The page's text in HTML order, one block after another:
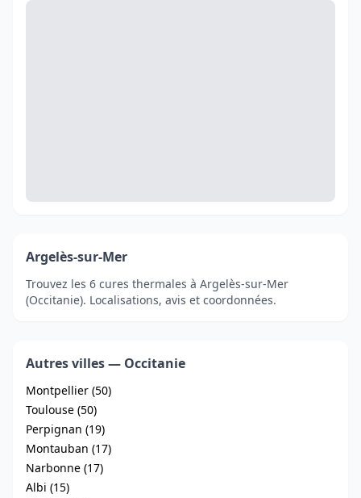
Argelès-sur-Mer
Trouvez les 6 cures thermales à Argelès-sur-Mer
(Occitanie). Localisations, avis et coordonnées.
Autres villes — Occitanie
Montpellier (50)
Toulouse (50)
Perpignan (19)
Montauban (17)
Narbonne (17)
Albi (15)